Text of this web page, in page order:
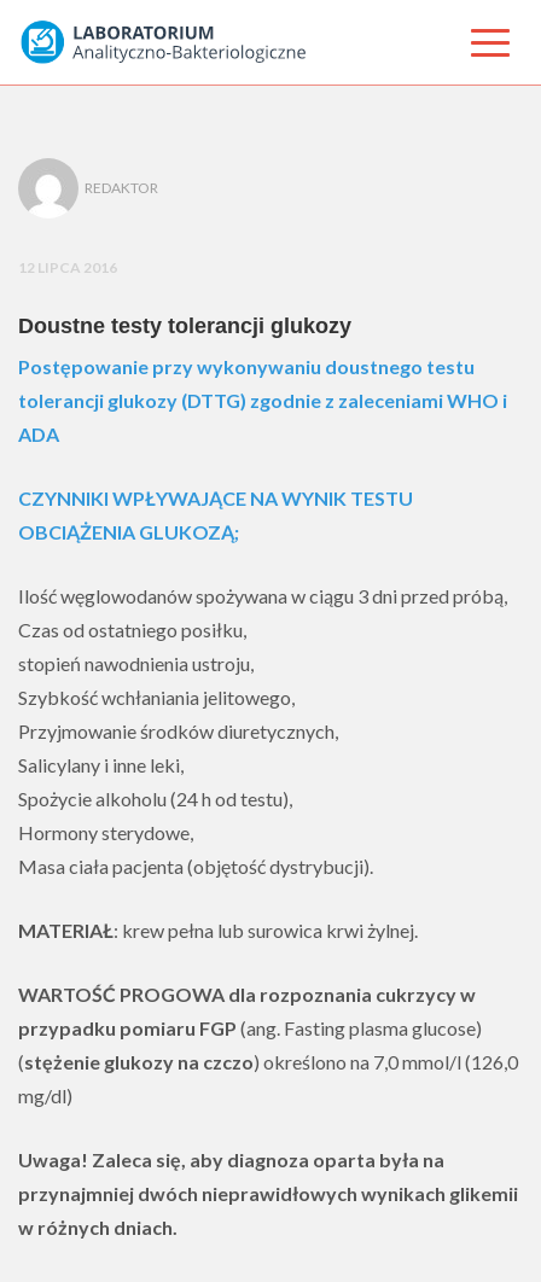
REDAKTOR
12 LIPCA 2016
Doustne testy tolerancji glukozy
Postępowanie przy wykonywaniu doustnego testu
tolerancji glukozy (DTTG) zgodnie z zaleceniami WHO i
ADA
CZYNNIKI WPŁYWAJĄCE NA WYNIK TESTU
OBCIĄŻENIA GLUKOZĄ;
Ilość węglowodanów spożywana w ciągu 3 dni przed próbą,
Czas od ostatniego posiłku,
stopień nawodnienia ustroju,
Szybkość wchłaniania jelitowego,
Przyjmowanie środków diuretycznych,
Salicylany i inne leki,
Spożycie alkoholu (24 h od testu),
Hormony sterydowe,
Masa ciała pacjenta (objętość dystrybucji).
MATERIAŁ: krew pełna lub surowica krwi żylnej.
WARTOŚĆ PROGOWA dla rozpoznania cukrzycy w
przypadku pomiaru FGP (ang. Fasting plasma glucose)
(stężenie glukozy na czczo) określono na 7,0 mmol/l (126,0
mg/dl)
Uwaga! Zaleca się, aby diagnoza oparta była na
przynajmniej dwóch nieprawidłowych wynikach glikemii
w różnych dniach.